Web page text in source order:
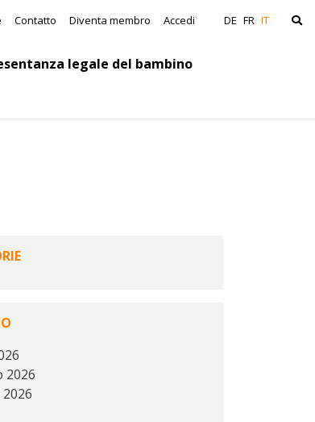
Contatto Diventa membro Accedi DE FR IT
legale del bambino
2026